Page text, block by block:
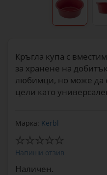
Кръгла купа с
за хранене на
любимци, но може да
цели като
Марка: Kerbl
Напиши отзив
Наличен.